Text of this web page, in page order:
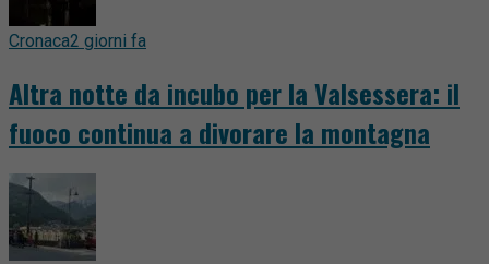
Cronaca2 giorni fa
Altra notte da incubo per la Valsessera: il
fuoco continua a divorare la montagna